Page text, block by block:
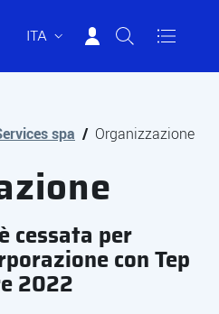
ITA
spa / Organizzazione
cessata per
con Tep
2022